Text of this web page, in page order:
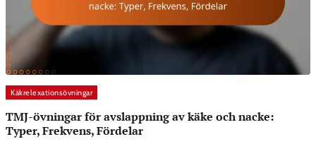
Käkrelexationsövningar
TMJ-övningar för avslappning av käke och nacke:
Typer, Frekvens, Fördelar